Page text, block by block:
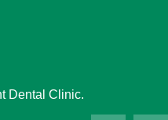
Dental Clinic.